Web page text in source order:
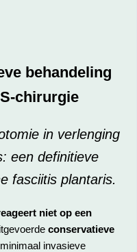
behandeling
chirurgie
in verlenging
een definitieve
fasciitis plantaris.
niet op een
conservatieve
invasieve